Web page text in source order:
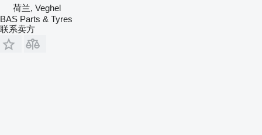
荷兰, Veghel
BAS Parts & Tyres
联系卖方